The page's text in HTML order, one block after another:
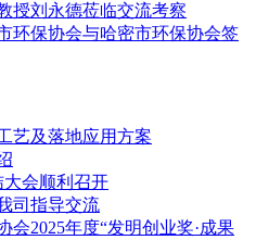
授刘永德莅临交流考察
环保协会与哈密市环保协会签
艺及落地应用方案
大会顺利召开
司指导交流
会2025年度“发明创业奖·成果